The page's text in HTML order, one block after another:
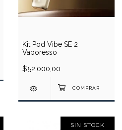
Kit Pod Vibe SE 2
Vaporesso
$52.000,00
SIN STOCK